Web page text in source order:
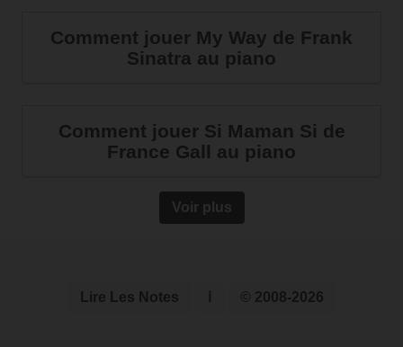
Comment jouer My Way de Frank
Sinatra au piano
Comment jouer Si Maman Si de
France Gall au piano
Voir plus
Lire Les Notes © 2008-2026